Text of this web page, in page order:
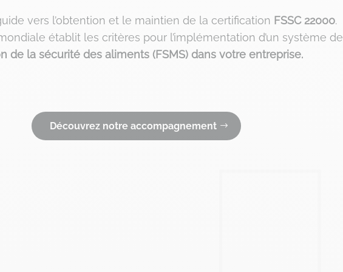
vers l’obtention et le maintien de la certification FSSC 22000.
établit les critères pour l’implémentation d’un système de
de la sécurité des aliments (FSMS) dans votre entreprise.
Découvrez notre accompagnement